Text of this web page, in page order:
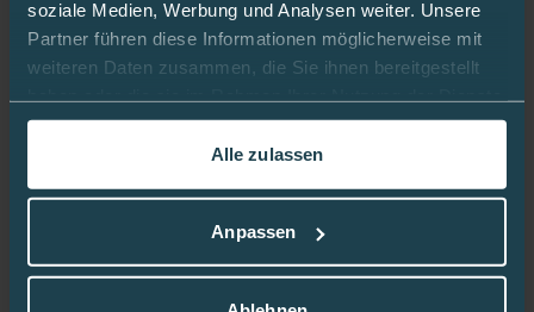
soziale Medien, Werbung und Analysen weiter. Unsere
Partner führen diese Informationen möglicherweise mit
weiteren Daten zusammen, die Sie ihnen bereitgestellt
gesammelt haben.
In dieser
Alle zulassen
Anpassen
Bleiben Sie gut informiert: